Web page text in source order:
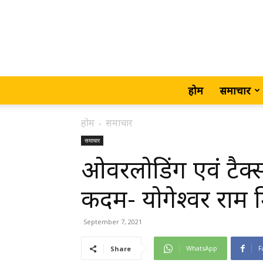
होम समाचार
होम समाचार
समाचार
ओवरलोडिंग एवं
कदम- योगेश्वर राम
September 7, 2021
Share WhatsApp